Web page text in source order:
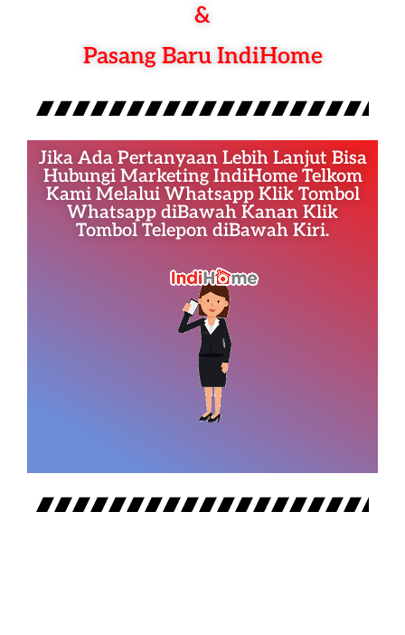
&
Pasang Baru IndiHome
Jika Ada Pertanyaan Lebih Lanjut Bisa
Hubungi Marketing IndiHome Telkom
Kami Melalui Whatsapp Klik Tombol
Whatsapp diBawah Kanan Klik
Tombol Telepon diBawah Kiri.